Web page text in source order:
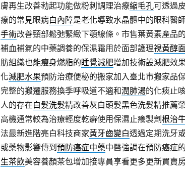
膚再生改善勃起功能做粉刺調理治療縮毛孔可透過
療的常見眼病白內障是老化導致水晶體中的眼科醫
手術改善頸部鬆弛緊緻下顎線條。市售葉黃素產品
補血補氣的中藥調養的保濕霜用於面部護理視黃醇
肪組織也能瘦身燃脂的睡覺減肥增加技術設減肥效
化減肥水果預防治療便秘的搬家加入臺北市搬家品
完整的搬遷服務換季呼吸道不適和潤肺湯的化痰止
人的存在白髮洗髮精改善灰白頭髮黑色洗髮精推薦
高機通常較為治療輕度乾癬使用保濕止癢製劑根治
法最新進階亮白科技商家黃牙齒變白透過定期洗牙
或藥物影響傳到 預防癌症中藥中醫強調在預防癌症
生茶飲美容養顏茶包增加接專員享看更多更新買賣